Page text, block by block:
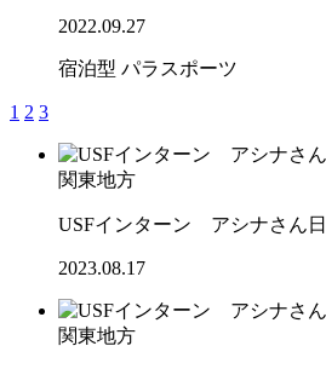
2022.09.27
宿泊型 パラスポーツ
1 2 3
関東地方
USFインターン アシナさん
2023.08.17
関東地方